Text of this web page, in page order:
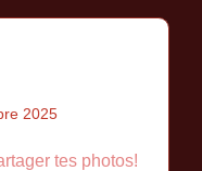
2025
tes photos!